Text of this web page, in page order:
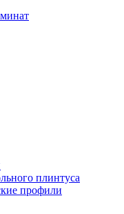
плинтуса
профили